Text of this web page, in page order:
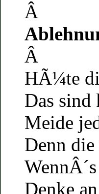
Â
Â
HÃ¼te
Das sind
Meide
Denn die
Denke